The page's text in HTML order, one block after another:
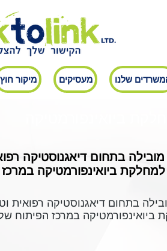
שלנו מעסיקים מיקור חוץ
בתחום דיאגנוסטיקה